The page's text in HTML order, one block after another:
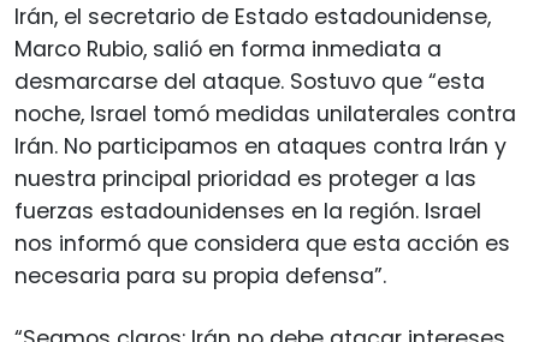
Irán, el secretario de Estado estadounidense,
Marco Rubio, salió en forma inmediata a
desmarcarse del ataque. Sostuvo que “esta
noche, Israel tomó medidas unilaterales contra
Irán. No participamos en ataques contra Irán y
nuestra principal prioridad es proteger a las
fuerzas estadounidenses en la región. Israel
nos informó que considera que esta acción es
necesaria para su propia defensa”.